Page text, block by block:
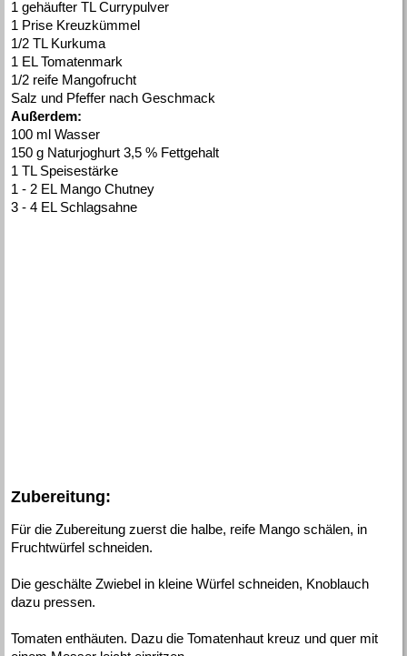
1 gehäufter TL Currypulver
1 Prise Kreuzkümmel
1/2 TL Kurkuma
1 EL Tomatenmark
1/2 reife Mangofrucht
Salz und Pfeffer nach Geschmack
Außerdem:
100 ml Wasser
150 g Naturjoghurt 3,5 % Fettgehalt
1 TL Speisestärke
1 - 2 EL Mango Chutney
3 - 4 EL Schlagsahne
Zubereitung:
Für die Zubereitung zuerst die halbe, reife Mango schälen, in
Fruchtwürfel schneiden.
Die geschälte Zwiebel in kleine Würfel schneiden, Knoblauch
dazu pressen.
Tomaten enthäuten. Dazu die Tomatenhaut kreuz und quer mit